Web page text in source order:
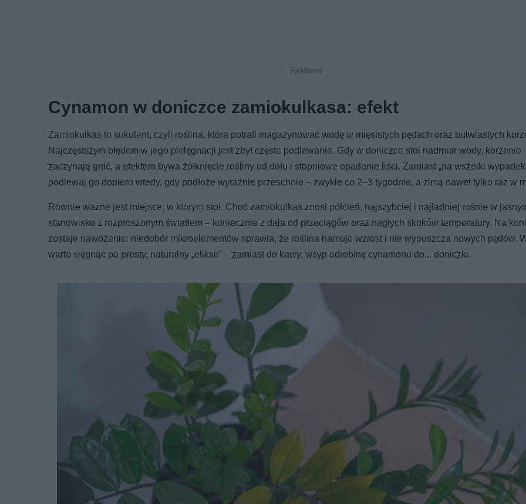
Cynamon w doniczce zamiokulkasa: efekt
Zamiokulkas to sukulent, czyli roślina, która potrafi magazynować wodę w mięsistych pędach oraz bulwiastych
Najczęstszym błędem w jego pielęgnacji jest zbyt częste podlewanie. Gdy w doniczce stoi nadmiar wody, korzenie
zaczynają gnić, a efektem bywa żółknięcie rośliny od dołu i stopniowe opadanie liści. Zamiast „na wszelki
podlewaj go dopiero wtedy, gdy podłoże wyraźnie przeschnie – zwykle co 2–3 tygodnie, a zimą nawet tylko raz w
Równie ważne jest miejsce, w którym stoi. Choć zamiokulkas znosi półcień, najszybciej i najładniej rośnie w
stanowisku z rozproszonym światłem – koniecznie z dala od przeciągów oraz nagłych skoków temperatury. Na
zostaje nawożenie: niedobór mikroelementów sprawia, że roślina hamuje wzrost i nie wypuszcza nowych pędów.
warto sięgnąć po prosty, naturalny „eliksir” – zamiast do kawy, wsyp odrobinę cynamonu do... doniczki.